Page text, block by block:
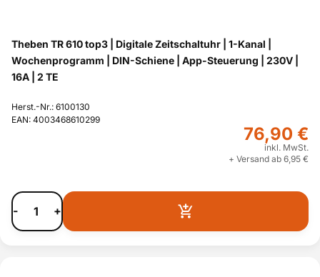
Theben TR 610 top3 | Digitale Zeitschaltuhr | 1-Kanal |
Wochenprogramm | DIN-Schiene | App-Steuerung | 230V |
16A | 2 TE
Herst.-Nr.: 6100130
EAN: 4003468610299
76,90 €
inkl. MwSt.
+ Versand ab 6,95 €
- +